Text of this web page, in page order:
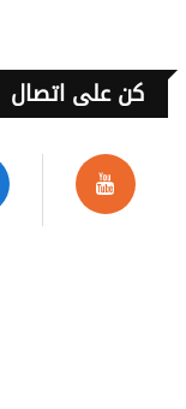
كن على اتصال